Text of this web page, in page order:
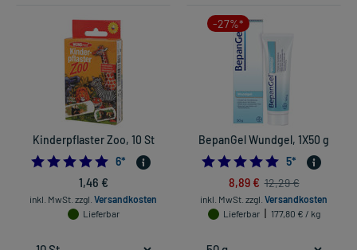
Kinderpflaster Zoo, 10 St
5.0
6*
1,46 €
inkl. MwSt. zzgl. Versandkosten
Lieferbar
-27%*
BepanGel Wundgel, 1X50 g
5.0
5*
8,89 € 12,29 €
inkl. MwSt. zzgl. Versandkosten
Lieferbar
177,80 € / kg